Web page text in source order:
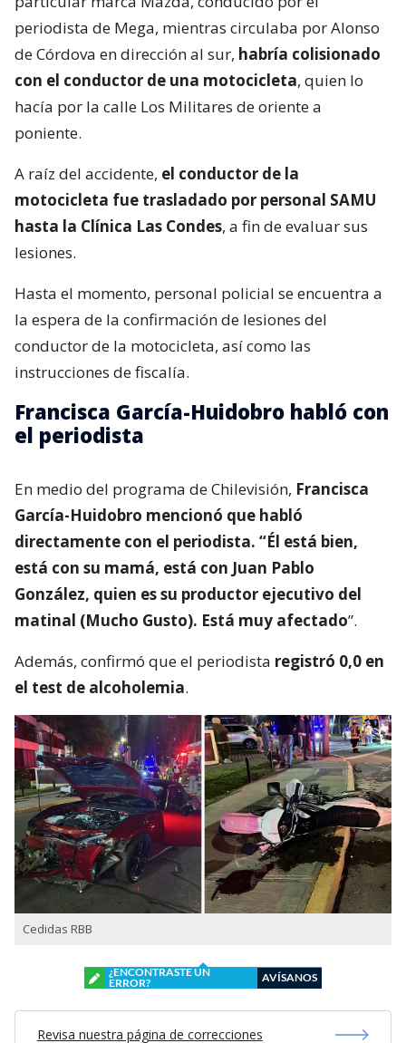
periodista de Mega, mientras circulaba por Alonso
de Córdova en dirección al sur, habría colisionado
con el conductor de una motocicleta, quien lo
hacía por la calle Los Militares de oriente a
poniente.
A raíz del accidente, el conductor de la
motocicleta fue trasladado por personal SAMU
hasta la Clínica Las Condes, a fin de evaluar sus
lesiones.
Hasta el momento, personal policial se encuentra a
la espera de la confirmación de lesiones del
conductor de la motocicleta, así como las
instrucciones de fiscalía.
Francisca García-Huidobro habló con
el periodista
En medio del programa de Chilevisión, Francisca
García-Huidobro mencionó que habló
directamente con el periodista. “Él está bien,
está con su mamá, está con Juan Pablo
González, quien es su productor ejecutivo del
matinal (Mucho Gusto). Está muy afectado”.
Además, confirmó que el periodista registró 0,0 en
el test de alcoholemia.
Cedidas RBB
¿ENCONTRASTE UN
ERROR?
AVÍSANOS
Revisa nuestra página de correcciones